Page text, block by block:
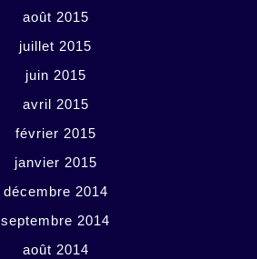
août 2015
juillet 2015
juin 2015
avril 2015
février 2015
janvier 2015
décembre 2014
septembre 2014
août 2014